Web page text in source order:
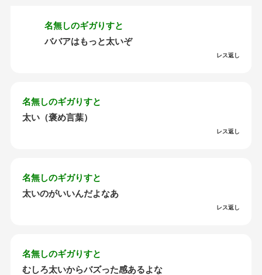
名無しのギガりすと
ババアはもっと太いぞ
レス返し
名無しのギガりすと
太い（褒め言葉）
レス返し
名無しのギガりすと
太いのがいいんだよなあ
レス返し
名無しのギガりすと
むしろ太いからバズった感あるよな